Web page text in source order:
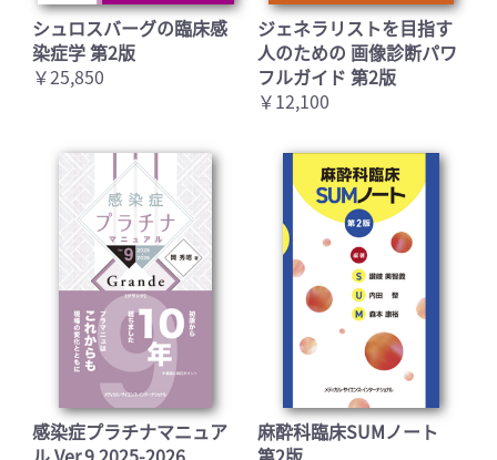
シュロスバーグの臨床感
染症学 第2版
￥25,850
ジェネラリストを目指す
人のための 画像診断パワ
フルガイド 第2版
￥12,100
感染症プラチナマニュア
麻酔科臨床SUMノート